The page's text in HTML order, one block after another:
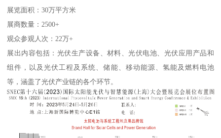
展览面积：30万平方米
展商数量：2500+
观众参观人次：22万+
展出内容包括：光伏生产设备、材料、光伏电池、光伏应用产品和
组件，以及光伏工程及系统、储能、移动能源、氢能及燃料电池
等，涵盖了光伏产业链的各个环节。